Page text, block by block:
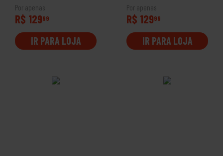
Por apenas
R$ 12999
IR PARA LOJA
Por apenas
R$ 12999
IR PARA LOJA